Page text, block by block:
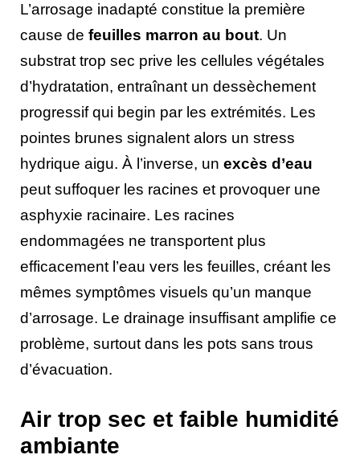
L’arrosage inadapté constitue la première
cause de feuilles marron au bout. Un
substrat trop sec prive les cellules végétales
d’hydratation, entraînant un dessèchement
progressif qui begin par les extrémités. Les
pointes brunes signalent alors un stress
hydrique aigu. À l’inverse, un excès d’eau
peut suffoquer les racines et provoquer une
asphyxie racinaire. Les racines
endommagées ne transportent plus
efficacement l’eau vers les feuilles, créant les
mêmes symptômes visuels qu’un manque
d’arrosage. Le drainage insuffisant amplifie ce
problème, surtout dans les pots sans trous
d’évacuation.
Air trop sec et faible humidité
ambiante